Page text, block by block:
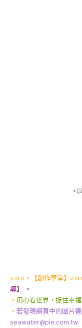
<
○ｏo。【創作草堂】○
導】 。
。 用心看世界，捉住幸福
。 若發現網頁中的圖片
seawater@pie.com.tw